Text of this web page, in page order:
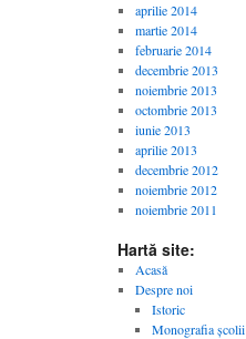
aprilie 2014
martie 2014
februarie 2014
decembrie 2013
noiembrie 2013
octombrie 2013
iunie 2013
aprilie 2013
decembrie 2012
noiembrie 2012
noiembrie 2011
Hartă site:
Acasă
Despre noi
Istoric
Monografia școlii